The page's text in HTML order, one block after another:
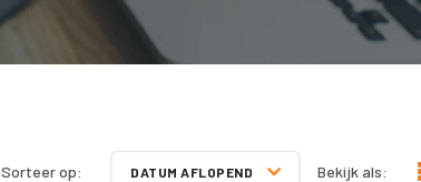
Sorteer op: DATUM AFLOPEND Bekijk als: